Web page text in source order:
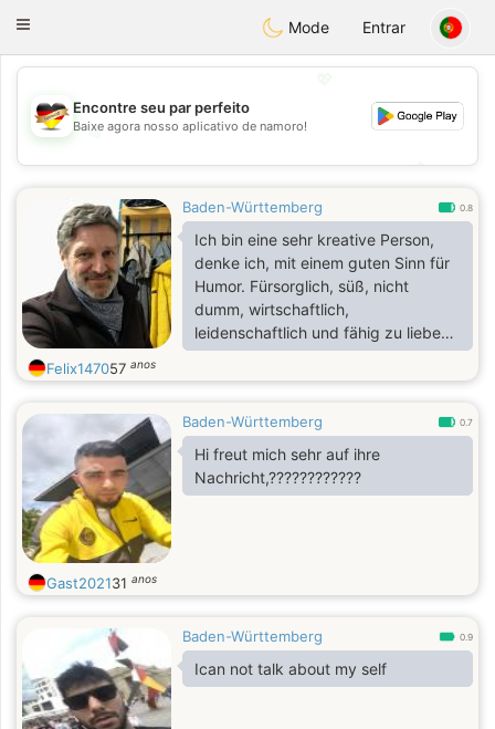
DeutschDating
Toggle
Mode Entrar
💖
💕
Encontre seu par perfeito
Baixe agora nosso aplicativo de namoro!
Baden-Württemberg 0.8
Ich bin eine sehr kreative Person,
denke ich, mit einem guten Sinn für
Humor. Fürsorglich, süß, nicht
dumm, wirtschaftlich,
leidenschaftlich und fähig zu lieben.
Ich bin sicher, dass ich eine Frau
glücklich machen kann und sie wird
koche sehr gerne und bin gut darin.
Im Grunde bin ich ein sehr
glücklicher Mensch, was mir für das
volle Bild fehlt ist eine Frau, die liebt
Felix147057 anos
Baden-Württemberg 0.7
Hi freut mich sehr auf ihre
Nachricht,????????????
Gast202131 anos
Baden-Württemberg 0.9
Ican not talk about my self